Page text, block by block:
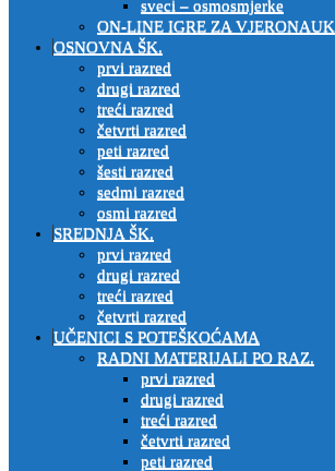
sveci – osmosmjerke
ON-LINE IGRE ZA VJERONAUK
OSNOVNA ŠK.
prvi razred
drugi razred
treći razred
četvrti razred
peti razred
šesti razred
sedmi razred
osmi razred
SREDNJA ŠK.
prvi razred
drugi razred
treći razred
četvrti razred
UČENICI S POTEŠKOĆAMA
RADNI MATERIJALI PO RAZ.
prvi razred
drugi razred
treći razred
četvrti razred
peti razred